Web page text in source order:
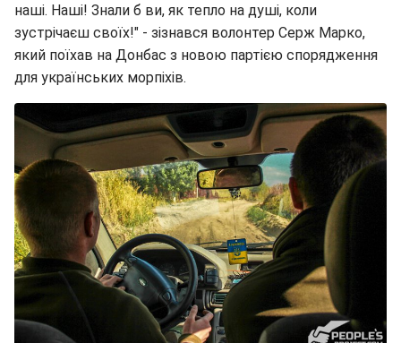
наші. Наші! Знали б ви, як тепло на душі, коли
зустрічаєш своїх!" - зізнався волонтер Серж Марко,
який поїхав на Донбас з новою партією спорядження
для українських морпіхів.